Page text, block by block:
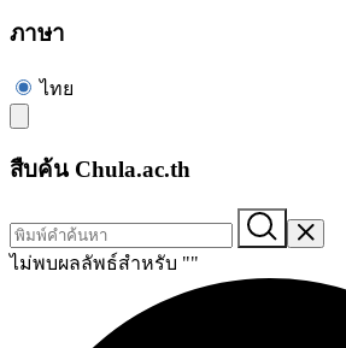
ภาษา
ไทย
สืบค้น Chula.ac.th
ไม่พบผลลัพธ์สำหรับ ""